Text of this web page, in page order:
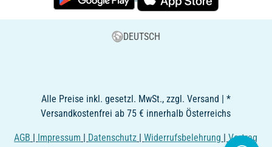
DEUTSCH
Alle Preise inkl. gesetzl. MwSt., zzgl. Versand | *
Versandkostenfrei ab 75 € innerhalb Österreichs
AGB | Impressum | Datenschutz |Widerrufsbelehrung |Vertrag